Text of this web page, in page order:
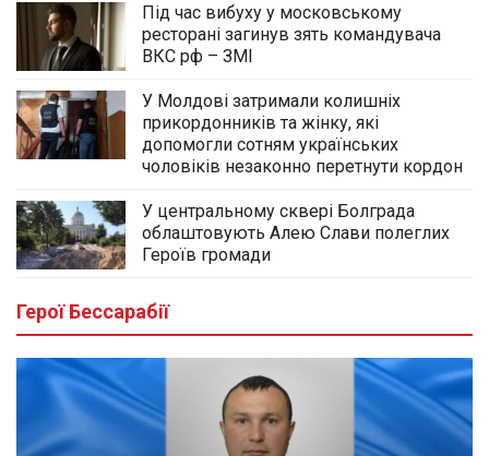
Під час вибуху у московському
ресторані загинув зять командувача
ВКС рф – ЗМІ
У Молдові затримали колишніх
прикордонників та жінку, які
допомогли сотням українських
чоловіків незаконно перетнути кордон
У центральному сквері Болграда
облаштовують Алею Слави полеглих
Героїв громади
Герої Бессарабії